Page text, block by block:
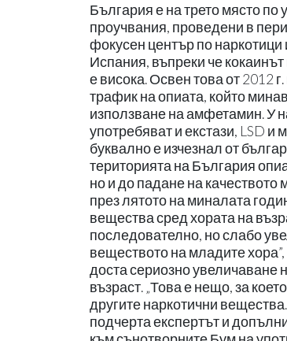
България е на трето място по
проучвания, проведени в
фокусен център по
Испания, въпреки че
е висока. Освен това от 2012
трафик на опиата, който
използване на амфетамин. У
употребяват и екстази, LSD
буквално е изчезнал от
територията на България
но и до падане на
през лятото на миналата
вещества сред хората на
последователно, но слабо
веществото на младите
доста сериозно увеличаване
възраст. „Това е нещо, за
другите наркотични
подчерта експертът и